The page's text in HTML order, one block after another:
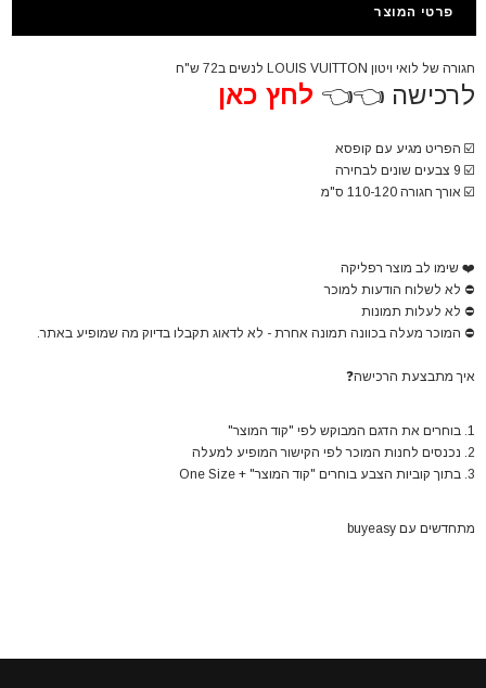
פרטי המוצר
חגורה של לואי ויטון LOUIS VUITTON לנשים ב72 ש"ח
לרכישה 👈👈 לחץ כאן
☑️ הפריט מגיע עם קופסא
☑️
☑️ אורך חגורה 110-120 ס"מ
❤️ שימו לב מוצר רפליקה
⛔ לא לשלוח הודעות למוכר
⛔ לא לעלות תמונות
⛔ המוכר מעלה בכוונה תמונה אחרת - לא לדאוג תקבלו בדיוק מה שמופיע באתר.
איך מתבצעת הרכישה❓
1. בוחרים את הדגם המבוקש לפי "קוד המוצר"
2. נכנסים לחנות המוכר לפי הקישור המופיע למעלה
3. בתוך קוביות הצבע בוחרים "קוד המוצר" + One Size
מתחדשים עם buyeasy